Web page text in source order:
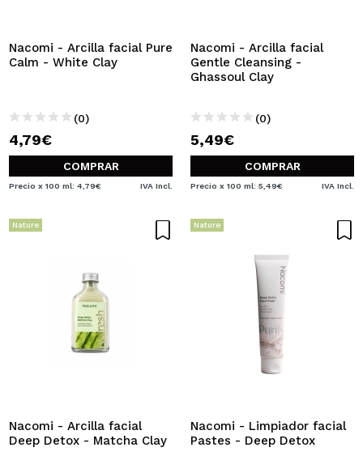
Nacomi - Arcilla facial Pure
Calm - White Clay
(0)
4,79€
COMPRAR
Precio x 100 ml: 4,79€ IVA Incl.
Nacomi - Arcilla facial
Gentle Cleansing -
Ghassoul Clay
(0)
5,49€
COMPRAR
Precio x 100 ml: 5,49€ IVA Incl.
Nature
Nacomi - Arcilla facial
Deep Detox - Matcha Clay
Nature
Nacomi - Limpiador facial
Pastes - Deep Detox